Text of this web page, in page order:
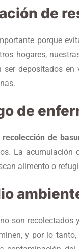
de
porque
hogares,
depositados
de
de
La acumulación
alimento o
son recolectados
y por lo